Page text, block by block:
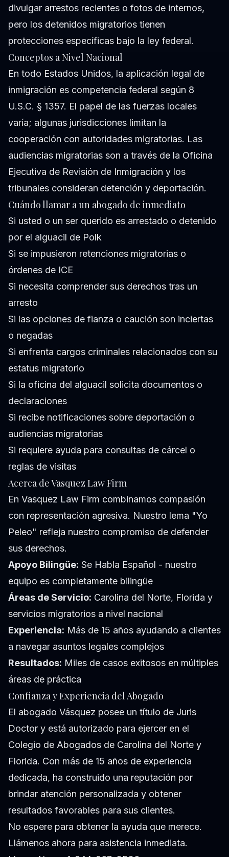
divulgar arrestos recientes o fotos de internos,
pero los detenidos migratorios tienen
protecciones específicas bajo la ley federal.
Conceptos a Nivel Nacional
En todo Estados Unidos, la aplicación legal de
inmigración es competencia federal según 8
U.S.C. § 1357. El papel de las fuerzas locales
varía; algunas jurisdicciones limitan la
cooperación con autoridades migratorias. Las
audiencias migratorias son a través de la Oficina
Ejecutiva de Revisión de Inmigración y los
tribunales consideran detención y deportación.
Cuándo llamar a un abogado de inmediato
Si usted o un ser querido es arrestado o detenido
por el alguacil de Polk
Si se impusieron retenciones migratorias o
órdenes de ICE
Si necesita comprender sus derechos tras un
arresto
Si las opciones de fianza o caución son inciertas
o negadas
Si enfrenta cargos criminales relacionados con su
estatus migratorio
Si la oficina del alguacil solicita documentos o
declaraciones
Si recibe notificaciones sobre deportación o
audiencias migratorias
Si requiere ayuda para consultas de cárcel o
reglas de visitas
Acerca de Vasquez Law Firm
En Vasquez Law Firm combinamos compasión
con representación agresiva. Nuestro lema "Yo
Peleo" refleja nuestro compromiso de defender
sus derechos.
Apoyo Bilingüe: Se Habla Español - nuestro
equipo es completamente bilingüe
Áreas de Servicio: Carolina del Norte, Florida y
servicios migratorios a nivel nacional
Experiencia: Más de 15 años ayudando a clientes
a navegar asuntos legales complejos
Resultados: Miles de casos exitosos en múltiples
áreas de práctica
Confianza y Experiencia del Abogado
El abogado Vásquez posee un título de Juris
Doctor y está autorizado para ejercer en el
Colegio de Abogados de Carolina del Norte y
Florida. Con más de 15 años de experiencia
dedicada, ha construido una reputación por
brindar atención personalizada y obtener
resultados favorables para sus clientes.
No espere para obtener la ayuda que merece.
Llámenos ahora para asistencia inmediata.